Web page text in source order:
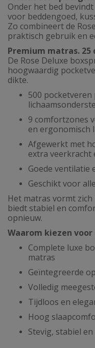
Onder het bed
voor beddengoed,
Zo combineert de
praktisch gebruik en
Premium matras.
De Rose Deluxe
hoogwaardig
dikte.
500 pocketveren
9 comfortzones
en ergonomisch
Afgewerkt met
extra veerkracht
Goede ventilatie
Geschikt voor
Het matras vormt
biedt stabiel en
opnieuw.
Waarom kiezen voor
Complete luxe
matras
Geïntegreerde
Volledig
Tijdloos en
Hoog
Stevig, stabiel